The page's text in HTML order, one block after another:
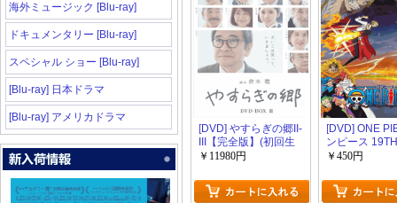
海外ミュージック [Blu-ray]
ドキュメンタリー [Blu-ray]
スペシャル ショー [Blu-ray]
[Blu-ray] 日本ドラマ
[Blu-ray] アメリカドラマ
[DVD] やすらぎの郷II-
III【完全版】(初回生
産限定版)
￥11980円
[DVD] ONE
ンピース
ン ホールケー
￥450円